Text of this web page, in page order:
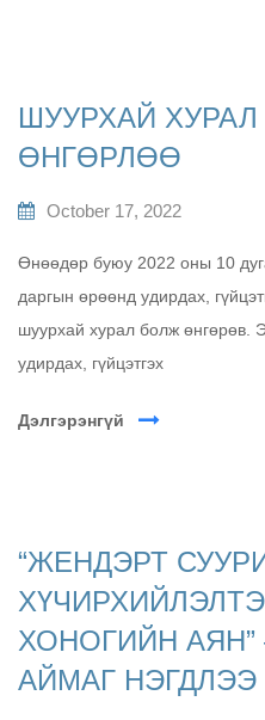
ШУУРХАЙ
ӨНГӨРЛӨӨ
October 17, 2022
Өнөөдөр буюу 2022 оны 10
даргын өрөөнд удирдах,
шуурхай хурал болж өнгөрөв.
удирдах, гүйцэтгэх
Дэлгэрэнгүй
“ЖЕНДЭРТ
ХОНОГИЙН
АЙМАГ НЭГДЛЭЭ